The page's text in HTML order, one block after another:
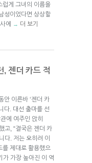
럽게 그녀의 이름을
성이었다면 상상할
에
→ 더 보기
, 젠더 카드 적
안 이른바 ‘젠더 카
다. 대선 출마를 선
에 여주인 앉히
고, “결국은 젠더 카
다. 저는 오히려 이
를 제대로 활용했으
가 가장 높아진 이 역